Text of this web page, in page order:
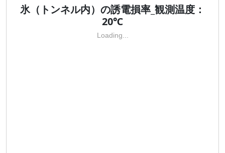
氷（トンネル内）の誘電損率_観測温度：
20℃
Loading...